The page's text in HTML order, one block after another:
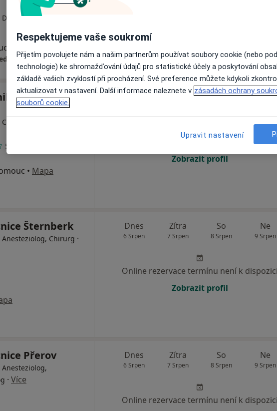
Genetik
FETMED - Centrum fetální medicíny, genetiky a gynekologie
Olomouc
Dermatolog
57 názorů
• Mapa
Dnes Zítra So Ne
Online rezervace termínu není k
Zobrazit profil
Šternberk
Chirurg ·
Dnes
6 Srpen
Zítra
7 Srpen
So
8 Srpen
Ne
9 Srpen
Online rezervace termínu není k dispozici
Zobrazit profil
Přerov
· Více
Dnes
6 Srpen
Zítra
7 Srpen
So
8 Srpen
Ne
9 Srpen
Online rezervace termínu není k dispozici
Respektujeme vaše soukromí
Přijetím povolujete nám a našim partnerům používat soubory cookie (nebo
technologie) ke shromažďování údajů pro statistické účely a poskytování
základě vašich zvyklostí při procházení. Své preference můžete kdykoli
aktualizovat v nastavení. Další informace naleznete v zásadách ochrany
souborů cookie.
Upravit nastavení